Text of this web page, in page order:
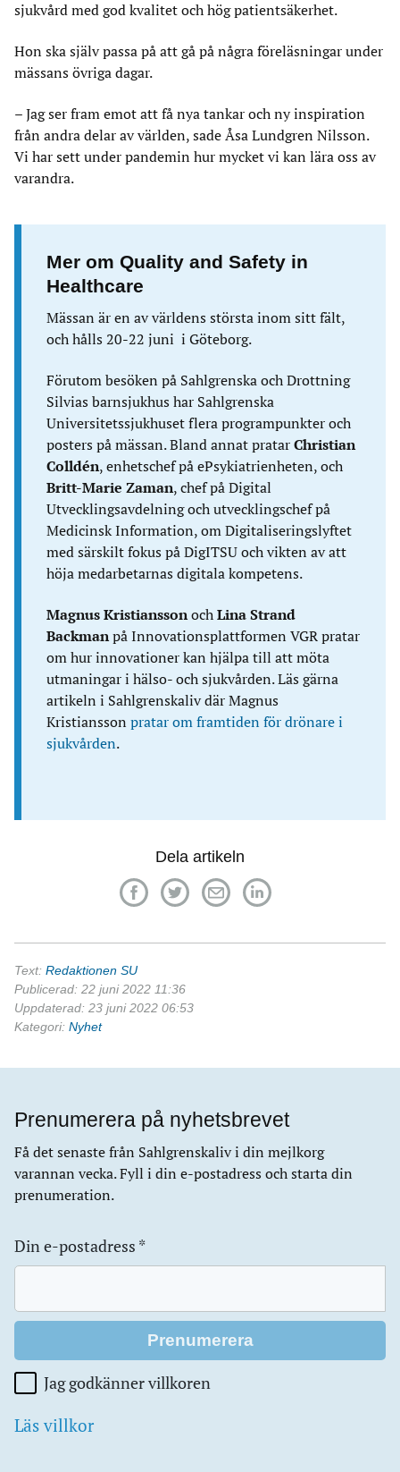
sjukvård med god kvalitet och hög patientsäkerhet.
Hon ska själv passa på att gå på några föreläsningar under
mässans övriga dagar.
– Jag ser fram emot att få nya tankar och ny inspiration
från andra delar av världen, sade Åsa Lundgren Nilsson.
Vi har sett under pandemin hur mycket vi kan lära oss av
varandra.
Mer om Quality and Safety in
Healthcare
Mässan är en av världens största inom sitt fält,
och hålls 20-22 juni i Göteborg.
Förutom besöken på Sahlgrenska och Drottning
Silvias barnsjukhus har Sahlgrenska
Universitetssjukhuset flera programpunkter och
posters på mässan. Bland annat pratar Christian
Colldén, enhetschef på ePsykiatrienheten, och
Britt-Marie Zaman, chef på Digital
Utvecklingsavdelning och utvecklingschef på
Medicinsk Information, om Digitaliseringslyftet
med särskilt fokus på DigITSU och vikten av att
höja medarbetarnas digitala kompetens.
Magnus Kristianssonoch Lina Strand
Backmanpå Innovationsplattformen VGR pratar
om hur innovationer kan hjälpa till att möta
utmaningar i hälso- och sjukvården. Läs gärna
artikeln i Sahlgrenskaliv där Magnus
Kristiansson pratar om framtiden för drönare i
sjukvården.
Dela artikeln
Text: Redaktionen SU
Publicerad: 22 juni 2022 11:36
Uppdaterad: 23 juni 2022 06:53
Kategori: Nyhet
Prenumerera på nyhetsbrevet
Få det senaste från Sahlgrenskaliv i din mejlkorg
varannan vecka. Fyll i din e-postadress och starta din
prenumeration.
Din e-postadress *
Jag godkänner villkoren
Läs villkor